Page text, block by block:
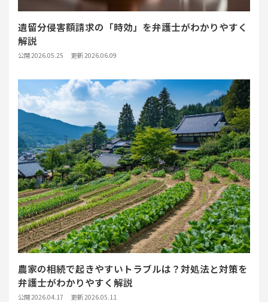
遺留分侵害額請求の「時効」を弁護士がわかりやすく
解説
公開 2026.05.25 更新 2026.06.09
農家の相続で起きやすいトラブルは？対処法と対策を
弁護士がわかりやすく解説
公開 2026.04.17 更新 2026.05.11